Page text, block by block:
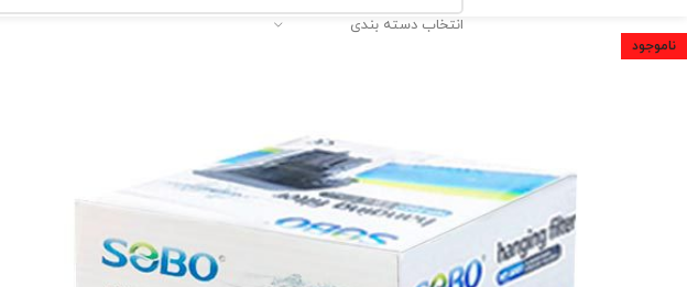
انتخاب دسته بندی
ناموجود